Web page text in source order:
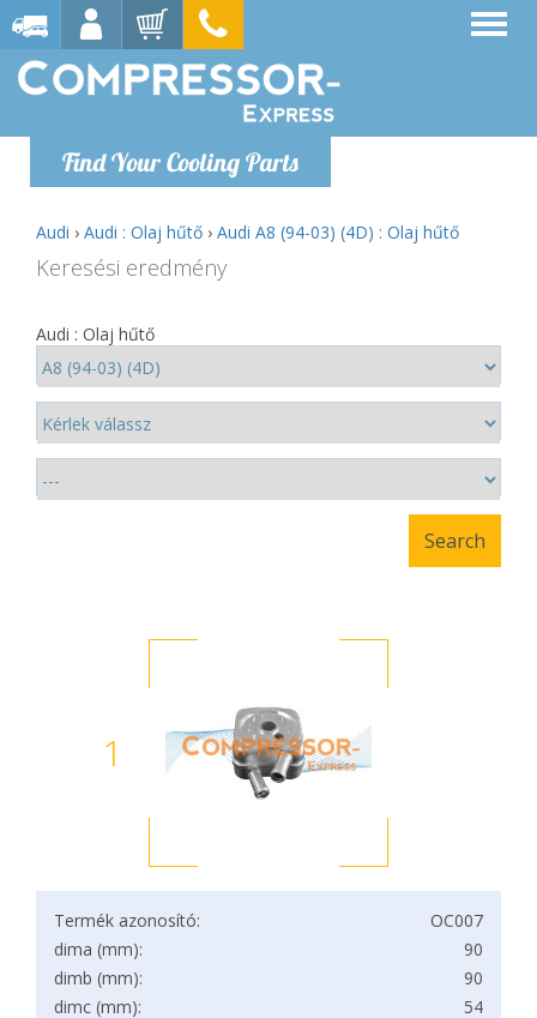
Find Your Cooling Parts
Audi › Audi : Olaj hűtő › Audi A8 (94-03) (4D) : Olaj hűtő
Keresési eredmény
Audi : Olaj hűtő
1
Termék azonosító:
OC007
dima (mm):
90
dimb (mm):
90
dimc (mm):
54